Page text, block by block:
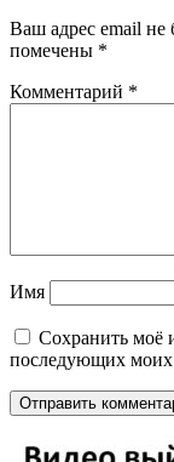
Ваш адрес email не
помечены *
Комментарий *
Имя
Сохранить моё
последующих моих